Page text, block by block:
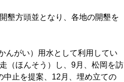
墾方頭並となり、各地の開墾を
んがい）用水として利用してい
（ほんそう）し、9月、松岡を訪
中止を提案、12月、埋め立ての